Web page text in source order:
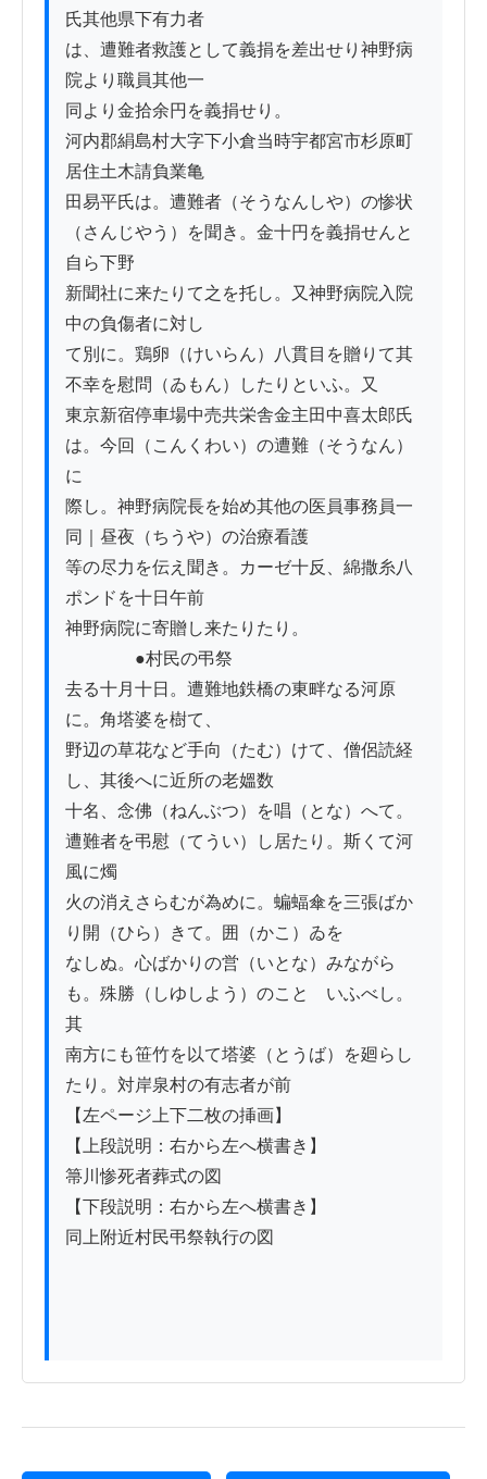
氏其他県下有力者
は、遭難者救護として義捐を差出せり神野病
院より職員其他一
同より金拾余円を義捐せり。
河内郡絹島村大字下小倉当時宇都宮市杉原町
居住土木請負業亀
田易平氏は。遭難者（そうなんしや）の惨状
（さんじやう）を聞き。金十円を義捐せんと
自ら下野
新聞社に来たりて之を托し。又神野病院入院
中の負傷者に対し
て別に。鶏卵（けいらん）八貫目を贈りて其
不幸を慰問（ゐもん）したりといふ。又
東京新宿停車場中売共栄舎金主田中喜太郎氏
は。今回（こんくわい）の遭難（そうなん）
に
際し。神野病院長を始め其他の医員事務員一
同｜昼夜（ちうや）の治療看護
等の尽力を伝え聞き。カーゼ十反、綿撒糸八
ポンドを十日午前
神野病院に寄贈し来たりたり。
●村民の弔祭
去る十月十日。遭難地鉄橋の東畔なる河原
に。角塔婆を樹て、
野辺の草花など手向（たむ）けて、僧侶読経
し、其後へに近所の老媼数
十名、念佛（ねんぶつ）を唱（とな）へて。
遭難者を弔慰（てうい）し居たり。斯くて河
風に燭
火の消えさらむが為めに。蝙蝠傘を三張ばか
り開（ひら）きて。囲（かこ）ゐを
なしぬ。心ばかりの営（いとな）みながら
も。殊勝（しゆしよう）のことゝいふべし。
其
南方にも笹竹を以て塔婆（とうば）を廻らし
たり。対岸泉村の有志者が前
【左ページ上下二枚の挿画】
【上段説明：右から左へ横書き】
箒川惨死者葬式の図
【下段説明：右から左へ横書き】
同上附近村民弔祭執行の図